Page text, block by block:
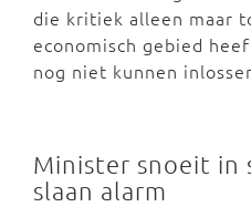
die kritiek alleen maar
economisch gebied
nog niet kunnen
Minister snoeit in
slaan alarm